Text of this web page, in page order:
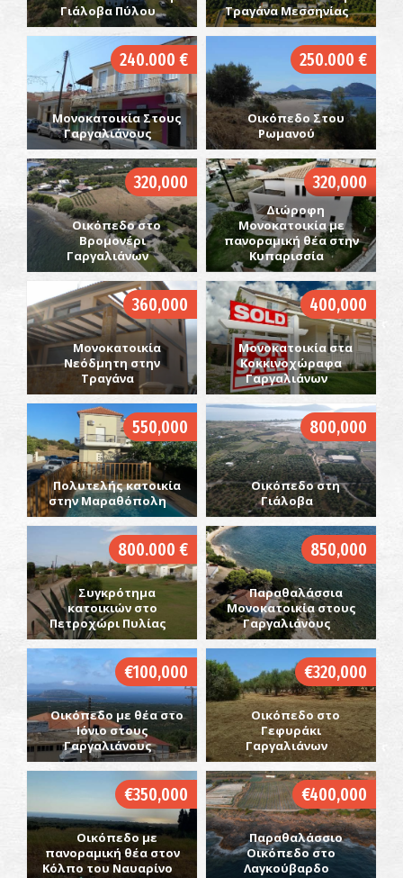
Γιάλοβα Πύλου
Τραγάνα Μεσσηνίας
240.000 €
Μονοκατοικία Στους
Γαργαλιάνους
250.000 €
Οικόπεδο Στου
Ρωμανού
320,000
Οικόπεδο στο
Βρομονέρι
Γαργαλιάνων
320,000
Διώροφη
Μονοκατοικία με
πανοραμική θέα στην
Κυπαρισσία
360,000
Μονοκατοικία
Νεόδμητη στην
Τραγάνα
400,000
Μονοκατοικία στα
Κοκκινοχώραφα
Γαργαλιάνων
550,000
Πολυτελής κατοικία
στην Μαραθόπολη
800,000
Οικόπεδο στη
Γιάλοβα
800.000 €
Συγκρότημα
κατοικιών στο
Πετροχώρι Πυλίας
850,000
Παραθαλάσσια
Μονοκατοικία στους
Γαργαλιάνους
€100,000
Οικόπεδο με θέα στο
Ιόνιο στους
Γαργαλιάνους
€320,000
Οικόπεδο στο
Γεφυράκι
Γαργαλιάνων
€350,000
Οικόπεδο με
πανοραμική θέα στον
Κόλπο του Ναυαρίνο
€400,000
Παραθαλάσσιο
Οικόπεδο στο
Λαγκούβαρδο